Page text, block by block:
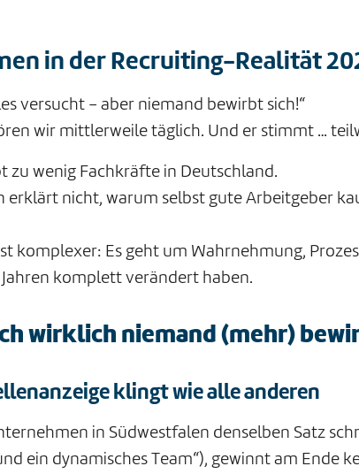
in der Recruiting-Realität
versucht – aber niemand bewirbt sich!“
wir mittlerweile täglich. Und er stimmt …
zu wenig Fachkräfte in Deutschland.
erklärt nicht, warum selbst gute Arbeitgeber
komplexer: Es geht um Wahrnehmung,
komplett verändert haben.
wirklich niemand (mehr)
klingt wie alle anderen
in Südwestfalen denselben Satz
ein dynamisches Team“), gewinnt am Ende